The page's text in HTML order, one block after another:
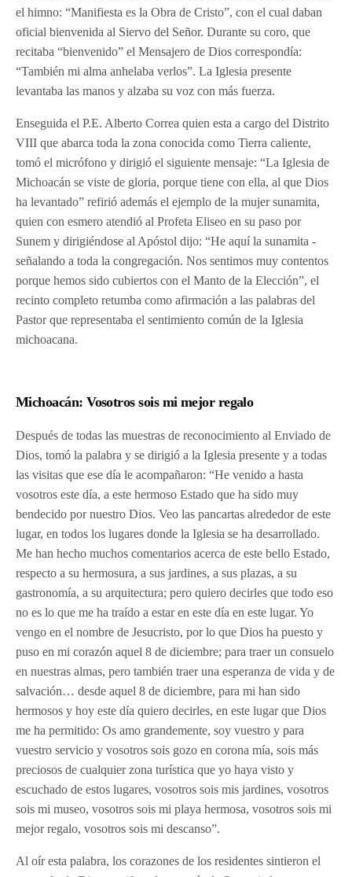
el himno: “Manifiesta es la Obra de Cristo”, con el cual daban
oficial bienvenida al Siervo del Señor. Durante su coro, que
recitaba “bienvenido” el Mensajero de Dios correspondía:
“También mi alma anhelaba verlos”. La Iglesia presente
levantaba las manos y alzaba su voz con más fuerza.
Enseguida el P.E. Alberto Correa quien esta a cargo del Distrito
VIII que abarca toda la zona conocida como Tierra caliente,
tomó el micrófono y dirigió el siguiente mensaje: “La Iglesia de
Michoacán se viste de gloria, porque tiene con ella, al que Dios
ha levantado” refirió además el ejemplo de la mujer sunamita,
quien con esmero atendió al Profeta Eliseo en su paso por
Sunem y dirigiéndose al Apóstol dijo: “He aquí la sunamita -
señalando a toda la congregación. Nos sentimos muy contentos
porque hemos sido cubiertos con el Manto de la Elección”, el
recinto completo retumba como afirmación a las palabras del
Pastor que representaba el sentimiento común de la Iglesia
michoacana.
Michoacán: Vosotros sois mi mejor regalo
Después de todas las muestras de reconocimiento al Enviado de
Dios, tomó la palabra y se dirigió a la Iglesia presente y a todas
las visitas que ese día le acompañaron: “He venido a hasta
vosotros este día, a este hermoso Estado que ha sido muy
bendecido por nuestro Dios. Veo las pancartas alrededor de este
lugar, en todos los lugares donde la Iglesia se ha desarrollado.
Me han hecho muchos comentarios acerca de este bello Estado,
respecto a su hermosura, a sus jardines, a sus plazas, a su
gastronomía, a su arquitectura; pero quiero decirles que todo eso
no es lo que me ha traído a estar en este día en este lugar. Yo
vengo en el nombre de Jesucristo, por lo que Dios ha puesto y
puso en mi corazón aquel 8 de diciembre; para traer un consuelo
en nuestras almas, pero también traer una esperanza de vida y de
salvación… desde aquel 8 de diciembre, para mi han sido
hermosos y hoy este día quiero decirles, en este lugar que Dios
me ha permitido: Os amo grandemente, soy vuestro y para
vuestro servicio y vosotros sois gozo en corona mía, sois más
preciosos de cualquier zona turística que yo haya visto y
escuchado de estos lugares, vosotros sois mis jardines, vosotros
sois mi museo, vosotros sois mi playa hermosa, vosotros sois mi
mejor regalo, vosotros sois mi descanso”.
Al oír esta palabra, los corazones de los residentes sintieron el